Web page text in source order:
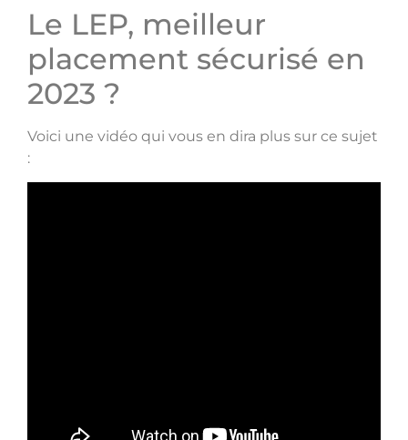
Le LEP, meilleur
placement sécurisé en
2023 ?
Voici une vidéo qui vous en dira plus sur ce sujet
: